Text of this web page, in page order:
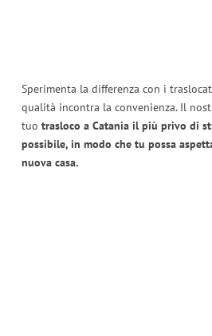
Sperimenta la differenza con i
qualità incontra la convenienza. Il
tuo trasloco a Catania il più privo di
possibile, in modo che tu possa
nuova casa.